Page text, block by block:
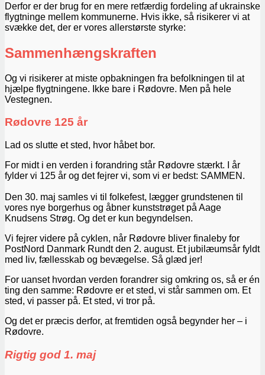
Derfor er der brug for en mere retfærdig fordeling af ukrainske
flygtninge mellem kommunerne. Hvis ikke, så risikerer vi at
svække det, der er vores allerstørste styrke:
Sammenhængskraften
Og vi risikerer at miste opbakningen fra befolkningen til at
hjælpe flygtningene. Ikke bare i Rødovre. Men på hele
Vestegnen.
Rødovre 125 år
Lad os slutte et sted, hvor håbet bor.
For midt i en verden i forandring står Rødovre stærkt. I år
fylder vi 125 år og det fejrer vi, som vi er bedst: SAMMEN.
Den 30. maj samles vi til folkefest, lægger grundstenen til
vores nye borgerhus og åbner kunststrøget på Aage
Knudsens Strøg. Og det er kun begyndelsen.
Vi fejrer videre på cyklen, når Rødovre bliver finaleby for
PostNord Danmark Rundt den 2. august. Et jubilæumsår fyldt
med liv, fællesskab og bevægelse. Så glæd jer!
For uanset hvordan verden forandrer sig omkring os, så er én
ting den samme: Rødovre er et sted, vi står sammen om. Et
sted, vi passer på. Et sted, vi tror på.
Og det er præcis derfor, at fremtiden også begynder her – i
Rødovre.
Rigtig god 1. maj